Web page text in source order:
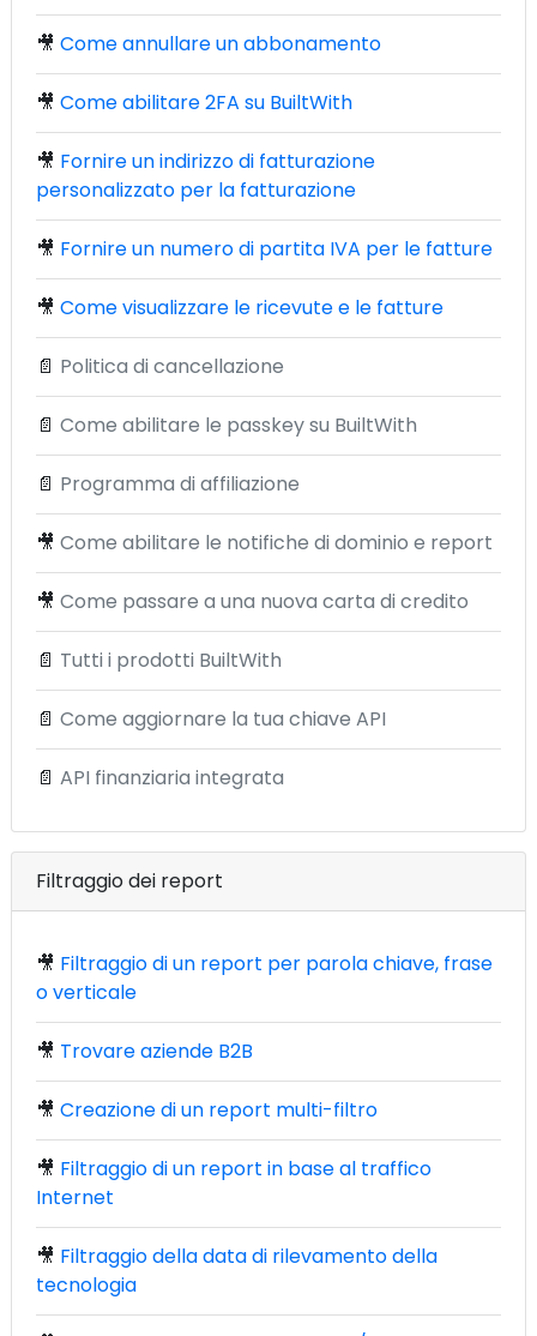
🎥 Come annullare un abbonamento
🎥 Come abilitare 2FA su BuiltWith
🎥 Fornire un indirizzo di fatturazione
personalizzato per la fatturazione
🎥 Fornire un numero di partita IVA per le fatture
🎥 Come visualizzare le ricevute e le fatture
📄 Politica di cancellazione
📄 Come abilitare le passkey su BuiltWith
📄 Programma di affiliazione
🎥 Come abilitare le notifiche di dominio e report
🎥 Come passare a una nuova carta di credito
📄 Tutti i prodotti BuiltWith
📄 Come aggiornare la tua chiave API
📄 API finanziaria integrata
Filtraggio dei report
🎥 Filtraggio di un report per parola chiave, frase
o verticale
🎥 Trovare aziende B2B
🎥 Creazione di un report multi-filtro
🎥 Filtraggio di un report in base al traffico
Internet
🎥 Filtraggio della data di rilevamento della
tecnologia